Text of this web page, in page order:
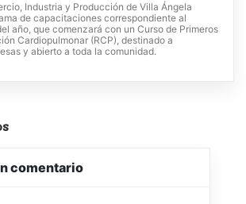
Industria y Producción de Villa Ángela
de capacitaciones correspondiente al
año, que comenzará con un Curso de Primeros
Cardiopulmonar (RCP), destinado a
y abierto a toda la comunidad.
comentario